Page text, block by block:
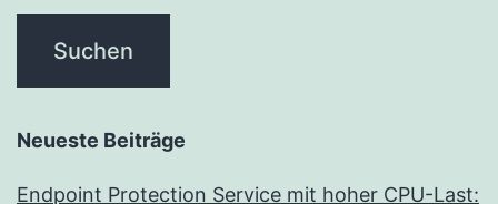
Neueste Beiträge
Endpoint Protection Service mit hoher CPU-Last: